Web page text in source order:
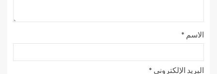
الاسم *
البريد الإلكتروني *